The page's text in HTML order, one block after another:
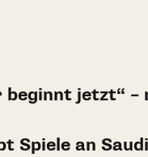
beginnt jetzt“ –
Spiele an